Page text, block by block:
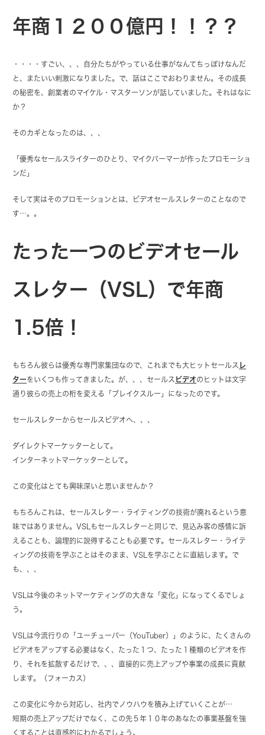
年商１２００億円！！？？
・・・・すごい、、、自分たちがやっている仕事がなんてちっぽけなんだ
と、またいい刺激になりました。で、話はここでおわりません。その成長
の秘密を、創業者のマイケル・マスターソンが話していました。それはなに
か？
そのカギとなったのは、、、
「優秀なセールスライターのひとり、マイクパーマーが作ったプロモーショ
ンだ」
そして実はそのプロモーションとは、ビデオセールスレターのことなので
す…。。
たった一つのビデオセール
スレター（VSL）で年商
1.5倍！
もちろん彼らは優秀な専門家集団なので、これまでも大ヒットセールス
レ
ターをいくつも作ってきました。が、、、セールス ビデオのヒットは文字
通り彼らの売上の桁を変える「ブレイクスルー」になったのです。
セールスレターからセールスビデオへ、、、
ダイレクトマーケッターとして。
インターネットマーケッターとして。
この変化はとても興味深いと思いませんか？
もちろんこれは、セールスレター・ライティングの技術が廃れるという意
味ではありません。VSLもセールスレターと同じで、見込み客の感情に訴
えることも、論理的に説得することも必要です。セールスレター・ライテ
ィングの技術を学ぶことはそのまま、VSLを学ぶことに直結します。で
も、、、
VSLは今後のネットマーケティングの大きな「変化」になってくるでしょ
う。
VSLは今流行りの「ユーチューバー（YouTuber）」のように、たくさんの
ビデオをアップする必要はなく、たった１つ、たった１種類のビデオを作
り、それを拡散するだけで、、、直接的に売上アップや事業の成長に貢献
します。（フォーカス）
この変化に今から対応し、社内でノウハウを積み上げていくことが…
短期の売上アップだけでなく、この先５年１０年のあなたの事業基盤を強
くすることは直感的にわかるでしょう。